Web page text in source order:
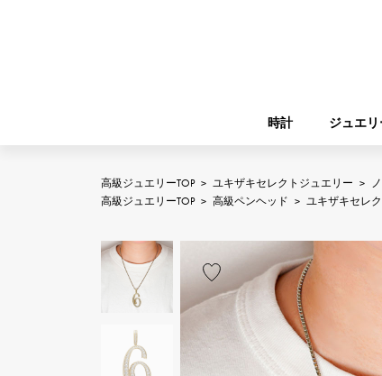
時計 ジュエリ
ROLEX
A.LANGE & SOHNE
ランゲ＆ゾーネ
FRANCK MULLER
YUKIZAKI ジュエリー
REGALIA
レガリア
NOMBRE putite
バーキン
ガーデンパーティー
高級ジュエリーTOP > ユキザキセレクトジュエリー >
高級ジュエリーTOP > 高級ペンヘッド > ユキザキセレ